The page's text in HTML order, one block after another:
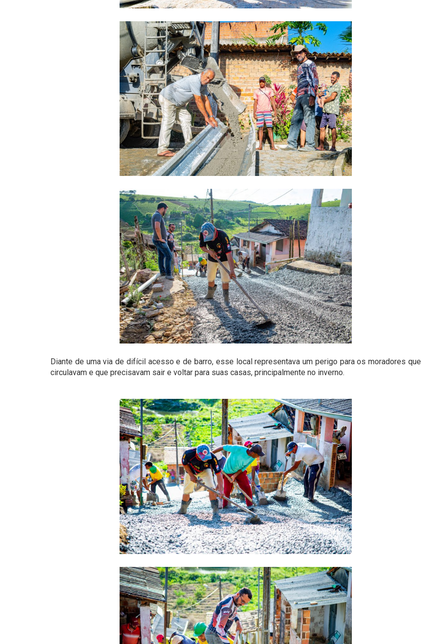
Diante de uma via de difícil acesso e de barro, esse local representava um perigo para os moradores que
circulavam e que precisavam sair e voltar para suas casas, principalmente no inverno.